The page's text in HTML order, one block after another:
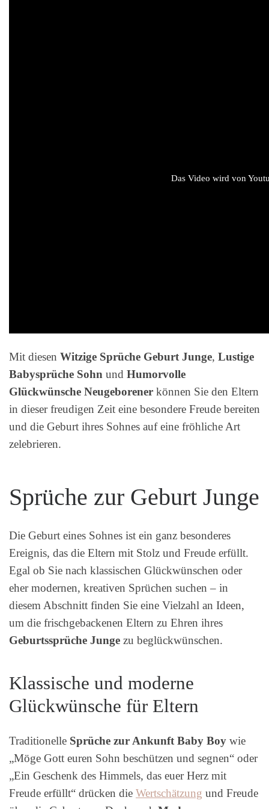
Das Video wird von
Mit diesen Witzige Sprüche Geburt Junge, Lustige
Babysprüche Sohn und Humorvolle
Glückwünsche Neugeborener können Sie den Eltern
in dieser freudigen Zeit eine besondere Freude bereiten
und die Geburt ihres Sohnes auf eine fröhliche Art
zelebrieren.
Sprüche zur Geburt Junge
Die Geburt eines Sohnes ist ein ganz besonderes
Ereignis, das die Eltern mit Stolz und Freude erfüllt.
Egal ob Sie nach klassischen Glückwünschen oder
eher modernen, kreativen Sprüchen suchen – in
diesem Abschnitt finden Sie eine Vielzahl an Ideen,
um die frischgebackenen Eltern zu Ehren ihres
Geburtssprüche Junge zu beglückwünschen.
Klassische und moderne
Glückwünsche für Eltern
Traditionelle Sprüche zur Ankunft Baby Boy wie
„Möge Gott euren Sohn beschützen und segnen“ oder
„Ein Geschenk des Himmels, das euer Herz mit
Freude erfüllt“ drücken die Wertschätzung und Freude